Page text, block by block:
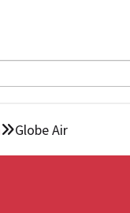
Globe Air